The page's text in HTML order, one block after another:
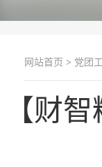
网站首页 > 党团
【财